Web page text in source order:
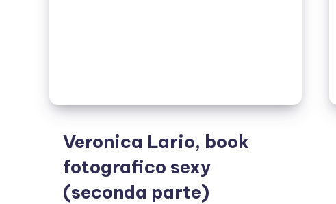
Veronica Lario, book
fotografico sexy
(seconda parte)